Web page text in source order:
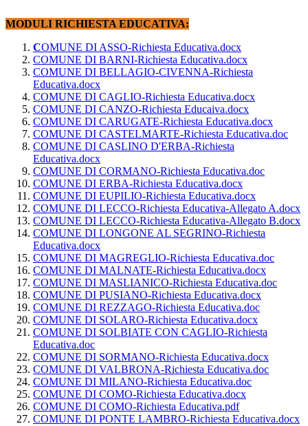
MODULI RICHIESTA EDUCATIVA:
COMUNE DI ASSO-Richiesta Educativa.docx
COMUNE DI BARNI-Richiesta Educativa.docx
COMUNE DI BELLAGIO-CIVENNA-Richiesta
Educativa.docx
COMUNE DI CAGLIO-Richiesta Educativa.docx
COMUNE DI CANZO-Richiesta Educaiva.docx
COMUNE DI CARUGATE-Richiesta Educativa.docx
COMUNE DI CASTELMARTE-Richiesta Educativa.doc
COMUNE DI CASLINO D'ERBA-Richiesta
Educativa.docx
COMUNE DI CORMANO-Richiesta Educativa.doc
COMUNE DI ERBA-Richiesta Educativa.docx
COMUNE DI EUPILIO-Richiesta Educativa.docx
COMUNE DI LECCO-Richiesta Educativa-Allegato A.docx
COMUNE DI LECCO-Richiesta Educativa-Allegato B.docx
COMUNE DI LONGONE AL SEGRINO-Richiesta
Educativa.docx
COMUNE DI MAGREGLIO-Richiesta Educativa.doc
COMUNE DI MALNATE-Richiesta Educativa.docx
COMUNE DI MASLIANICO-Richiesta Educativa.doc
COMUNE DI PUSIANO-Richiesta Educativa.docx
COMUNE DI REZZAGO-Richiesta Educativa.doc
COMUNE DI SOLARO-Richiesta Educativa.docx
COMUNE DI SOLBIATE CON CAGLIO-Richiesta
Educativa.doc
COMUNE DI SORMANO-Richiesta Educativa.docx
COMUNE DI VALBRONA-Richiesta Educativa.doc
COMUNE DI MILANO-Richiesta Educativa.doc
COMUNE DI COMO-Richiesta Educativa.docx
COMUNE DI COMO-Richiesta Educativa.pdf
COMUNE DI PONTE LAMBRO-Richiesta Educativa.docx